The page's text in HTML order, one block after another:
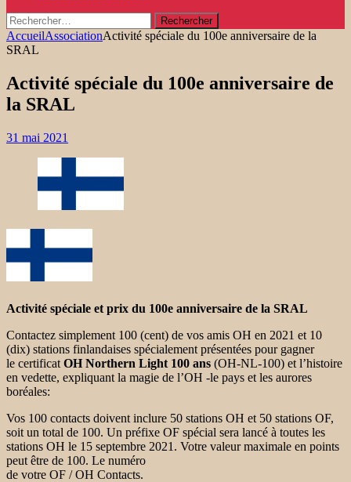
Rechercher :
AccueilAssociationActivité spéciale du 100e anniversaire de la
SRAL
Activité spéciale du 100e anniversaire de
la SRAL
31 mai 2021
Activité spéciale et prix du 100e anniversaire de la SRAL
Contactez simplement 100 (cent) de vos amis OH en 2021 et 10
(dix) stations finlandaises spécialement présentées pour gagner
le certificat OH Northern Light 100 ans (OH-NL-100) et l’histoire
en vedette, expliquant la magie de l’OH -le pays et les aurores
boréales:
Vos 100 contacts doivent inclure 50 stations OH et 50 stations OF,
soit un total de 100. Un préfixe OF spécial sera lancé à toutes les
stations OH le 15 septembre 2021. Votre valeur maximale en points
peut être de 100. Le numéro
de votre OF / OH Contacts.